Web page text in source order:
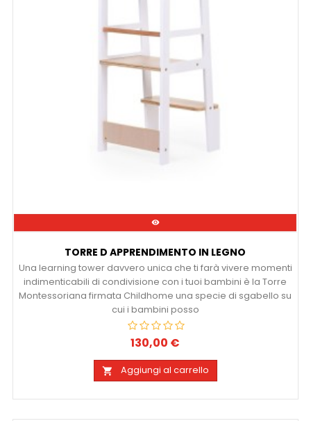

TORRE D APPRENDIMENTO IN LEGNO
Una learning tower davvero unica che ti farà vivere momenti
indimenticabili di condivisione con i tuoi bambini è la Torre
Montessoriana firmata Childhome una specie di sgabello su
cui i bambini posso
Prezzo
130,00 €
 Aggiungi al carrello